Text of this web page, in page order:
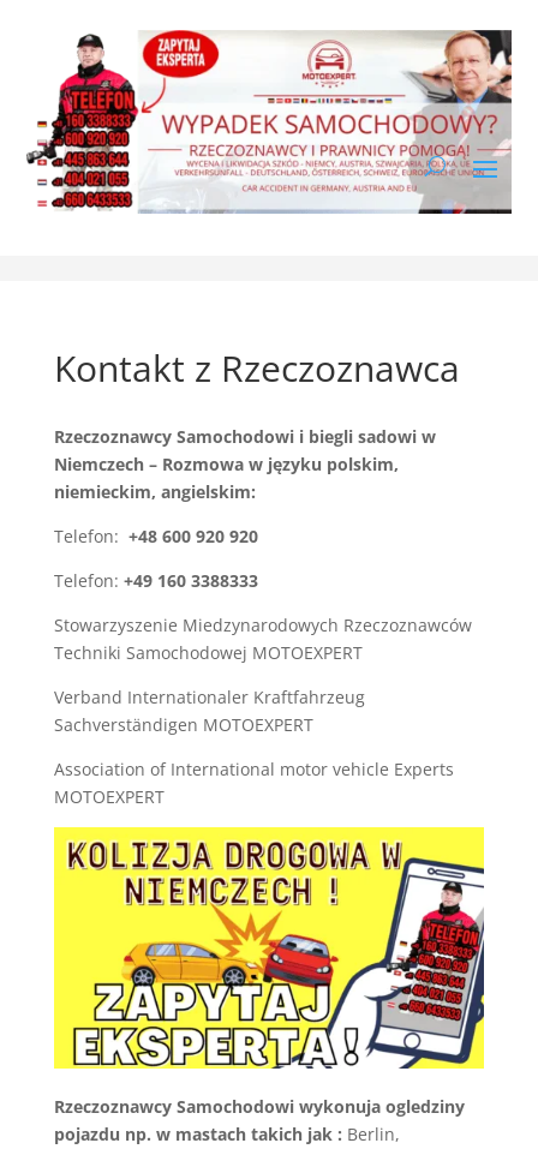
Kontakt z Rzeczoznawca
Rzeczoznawcy Samochodowi i biegli sadowi w
Niemczech – Rozmowa w języku polskim,
niemieckim, angielskim:
Telefon: +48 600 920 920
Telefon: +49 160 3388333
Stowarzyszenie Miedzynarodowych Rzeczoznawców
Techniki Samochodowej MOTOEXPERT
Verband Internationaler Kraftfahrzeug
Sachverständigen MOTOEXPERT
Association of International motor vehicle Experts
MOTOEXPERT
Rzeczoznawcy Samochodowi wykonuja ogledziny
pojazdu np. w mastach takich jak : Berlin,